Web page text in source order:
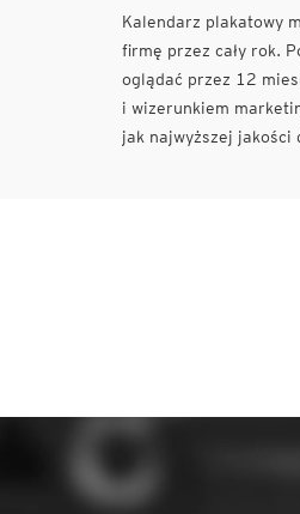
Kalendarz plakatowy
firmę przez cały rok.
oglądać przez 12
i wizerunkiem
jak najwyższej jakości